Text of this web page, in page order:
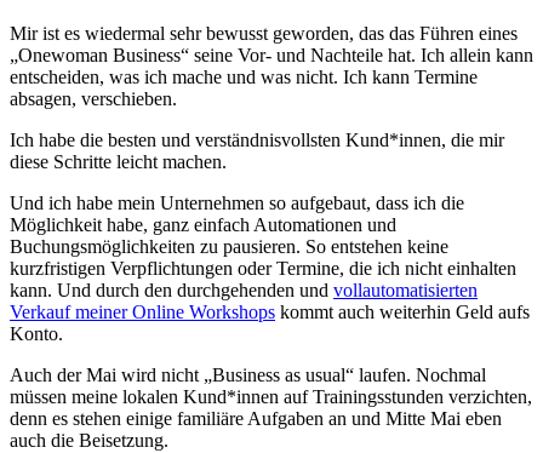
Mir ist es wiedermal sehr bewusst geworden, das das Führen eines
„Onewoman Business“ seine Vor- und Nachteile hat. Ich allein kann
entscheiden, was ich mache und was nicht. Ich kann Termine
absagen, verschieben.
Ich habe die besten und verständnisvollsten Kund*innen, die mir
diese Schritte leicht machen.
Und ich habe mein Unternehmen so aufgebaut, dass ich die
Möglichkeit habe, ganz einfach Automationen und
Buchungsmöglichkeiten zu pausieren. So entstehen keine
kurzfristigen Verpflichtungen oder Termine, die ich nicht einhalten
kann. Und durch den durchgehenden und vollautomatisierten
Verkauf meiner Online Workshops kommt auch weiterhin Geld aufs
Konto.
Auch der Mai wird nicht „Business as usual“ laufen. Nochmal
müssen meine lokalen Kund*innen auf Trainingsstunden verzichten,
denn es stehen einige familiäre Aufgaben an und Mitte Mai eben
auch die Beisetzung.